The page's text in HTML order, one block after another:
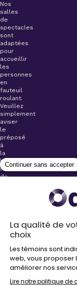
Nos
salles
de
spectacles
sont
adaptées
pour
accueillir
les
personnes
en
fauteuil
roulant.
Veuillez
simplement
aviser
le
préposé
à
la
billetterie
lors
de
Stationnements
proximité de
nos salles
Politique de